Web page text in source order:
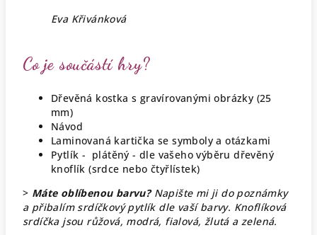
Eva Křivánková
Co je součástí hry?
Dřevěná kostka s gravírovanými obrázky (25
mm)
Návod
Laminovaná kartička se symboly a otázkami
Pytlík - plátěný - dle vašeho výběru dřevěný
knoflík (srdce nebo čtyřlístek)
> Máte oblíbenou barvu? Napište mi ji do poznámky
a přibalím srdíčkový pytlík dle vaší barvy. Knoflíková
srdíčka jsou růžová, modrá, fialová, žlutá a zelená.